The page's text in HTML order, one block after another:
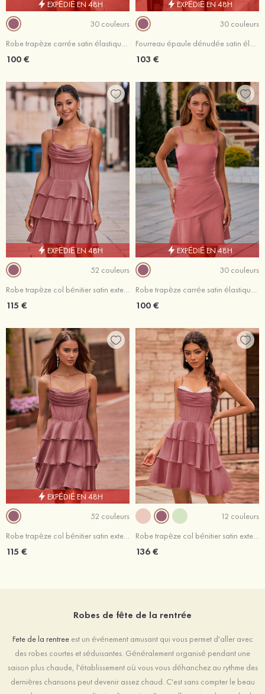
EXPÉDIÉ EN 48H
30 couleurs
Robe trapèze carrée satin élastique courte/mini robe de fête de la rentrée avec plissé ourlet
100 €
EXPÉDIÉ EN 48H
30 couleurs
Fourreau épaule dénudée satin élastique courte/mini robe de fête de la rentrée avec noeuds papillons
103 €
EXPÉDIÉ EN 48H
52 couleurs
Robe trapèze col bénitier satin extensible courte/mini robe de fête de la rentrée avec plissé volants
115 €
EXPÉDIÉ EN 48H
30 couleurs
Robe trapèze carrée satin élastique courte/mini robe de fête de la rentré avec ourlet
100 €
EXPÉDIÉ EN 48H
52 couleurs
Robe trapèze col bénitier satin extensible courte/mini robe de fête de la rentré avec plissé volants
115 €
12 couleurs
Robe trapèze col bénitier satin extensible courte/mini robe de fête de la rentrée avec perles volants
136 €
Robes de fête de la rentrée
Fete de la rentreeest un événement amusant qui vous permet d'aller avec
des robes courtes et séduisantes. Généralement organisé pendant une
saison plus chaude, l'établissement où vous vous déhanchez au rythme des
dernières chansons peut devenir assez chaud. C'est sans compter le beau